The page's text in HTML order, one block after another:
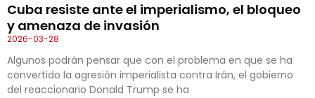
Cuba resiste ante el imperialismo, el bloqueo
y amenaza de invasión
2026-03-28
Algunos podrán pensar que con el problema en que se ha
convertido la agresión imperialista contra Irán, el gobierno
del reaccionario Donald Trump se ha